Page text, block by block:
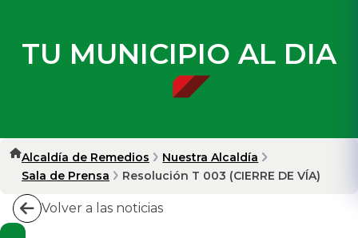
TU MUNICIPIO AL DIA
Alcaldía de Remedios
Nuestra Alcaldía
Sala de Prensa
Resolución T 003 (CIERRE DE VÍA)
Volver a las noticias